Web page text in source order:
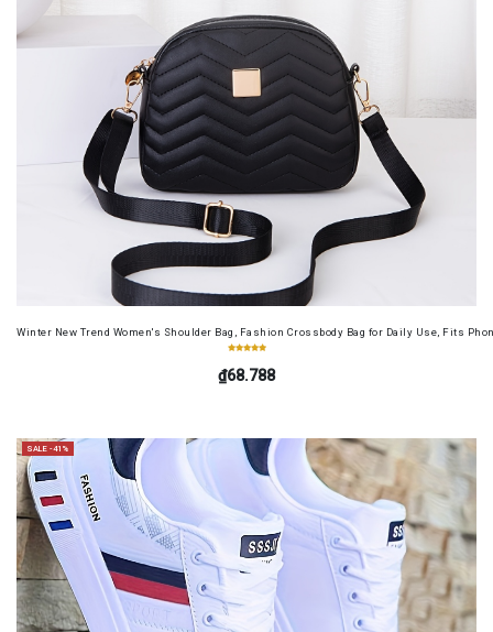
Winter New Trend Women's Shoulder Bag, Fashion Crossbody Bag for Daily Use, Fits
₫68.788
SALE -41%